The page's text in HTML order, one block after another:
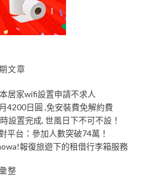
文章
居家wifi設置申請不求人
4200日圓 ,免安裝費免解約費
設置完成, 世風日下不可不設！
平台：參加人數突破74萬！
報復旅遊下的租借行李箱服務
整